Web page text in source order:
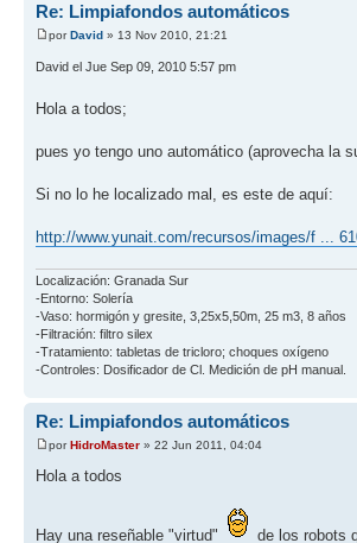
Re: Limpiafondos automáticos
porDavid » 13 Nov 2010, 21:21
David el Jue Sep 09, 2010 5:57 pm
Hola a todos;
pues yo tengo uno automático (aprovecha la
Si no lo he localizado mal, es este de aquí:
http://www.yunait.com/recursos/images/f ...
Localización: Granada Sur
-Entorno: Solería
-Vaso: hormigón y gresite, 3,25x5,50m, 25 m3, 8 años
-Filtración: filtro silex
-Tratamiento: tabletas de tricloro; choques oxígeno
-Controles: Dosificador de Cl. Medición de pH manual.
Re: Limpiafondos automáticos
porHidroMaster » 22 Jun 2011, 04:04
Hola a todos
Hay una reseñable "virtud"
de los robots